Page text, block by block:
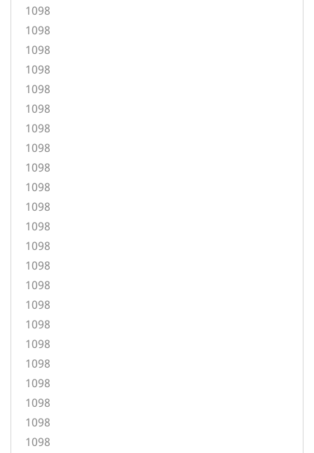
1098
1098
1098
1098
1098
1098
1098
1098
1098
1098
1098
1098
1098
1098
1098
1098
1098
1098
1098
1098
1098
1098
1098